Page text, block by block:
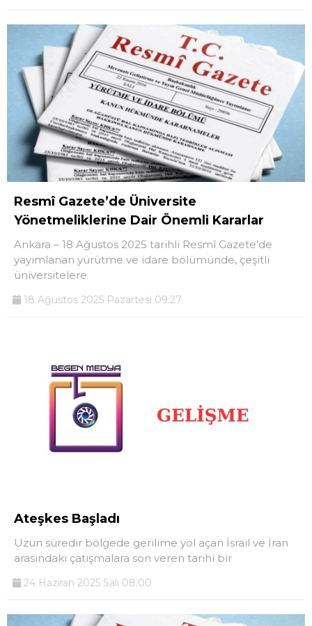
Resmî Gazete’de Üniversite
Yönetmeliklerine Dair Önemli Kararlar
Ankara – 18 Ağustos 2025 tarihli Resmî Gazete’de
yayımlanan yürütme ve idare bölümünde, çeşitli
üniversitelere
18 Ağustos 2025 Pazartesi 09:27
Ateşkes Başladı
Uzun süredir bölgede gerilime yol açan İsrail ve İran
arasındaki çatışmalara son veren tarihi bir
24 Haziran 2025 Salı 08:00